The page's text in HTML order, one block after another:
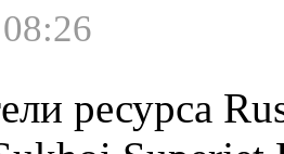
ресурса